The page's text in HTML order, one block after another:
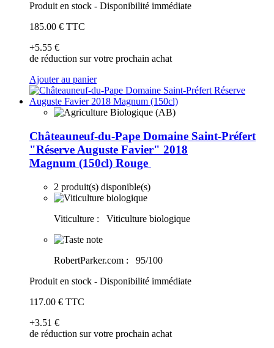
Produit en stock - Disponibilité immédiate
185.00 € TTC
+5.55 €
de réduction sur votre prochain achat
Ajouter au panier
Châteauneuf-du-Pape Domaine Saint-Préfert
"Réserve Auguste Favier" 2018
Magnum (150cl) Rouge
2 produit(s) disponible(s)
Viticulture : Viticulture biologique
RobertParker.com :
95/100
Produit en stock - Disponibilité immédiate
117.00 € TTC
+3.51 €
de réduction sur votre prochain achat